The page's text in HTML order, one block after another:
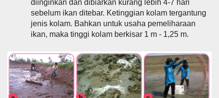
diinginkan dan dibiarkan kurang lebih 4-7 hari
sebelum ikan ditebar. Ketinggian kolam tergantung
jenis kolam. Bahkan untuk usaha pemeliharaan
ikan, maka tinggi kolam berkisar 1 m - 1,25 m.